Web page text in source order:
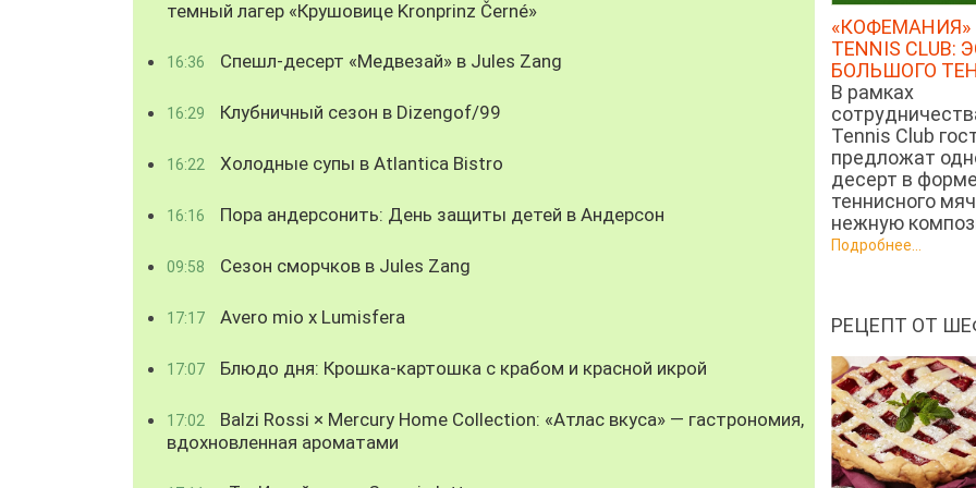
темный лагер «Крушовице Kronprinz Černé»
16:36 Спешл-десерт «Медвезай» в Jules Zang
16:29 Клубничный сезон в Dizengof/99
16:22 Холодные супы в Atlantica Bistro
16:16 Пора андерсонить: День защиты детей в Андерсон
09:58 Сезон сморчков в Jules Zang
17:17 Avero mio x Lumisfera
17:07 Блюдо дня: Крошка-картошка с крабом и красной икрой
17:02
Balzi Rossi × Mercury Home Collection: «Атлас вкуса» — гастрономия,
вдохновленная ароматами
«КОФЕМАНИЯ»
TENNIS CLUB:
БОЛЬШОГО
В рамках
Tennis Club
предложат
десерт в форме
теннисного
нежную
Подробнее...
РЕЦЕПТ ОТ